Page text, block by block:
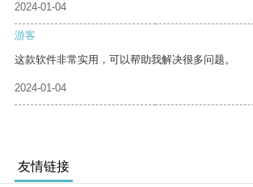
2024-01-04
游客
这款软件非常实用，可以帮助我解决很多问题。
2024-01-04
友情链接